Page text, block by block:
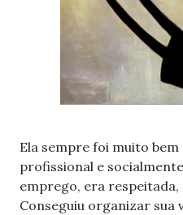
Ela sempre foi muito bem
profissional e
emprego, era
Conseguiu organizar sua